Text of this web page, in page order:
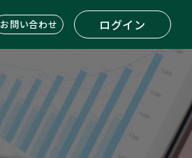
お問い合わせ ログイン